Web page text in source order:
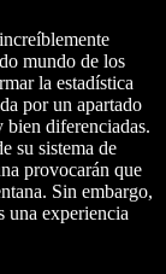
mundo de los
la estadística
por un apartado
bien diferenciadas.
su sistema de
provocarán que
Sin embargo,
una experiencia